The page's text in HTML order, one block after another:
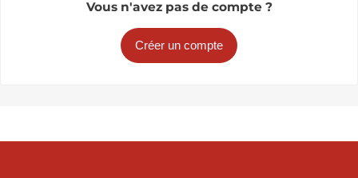
Vous n'avez pas de compte ?
Créer un compte